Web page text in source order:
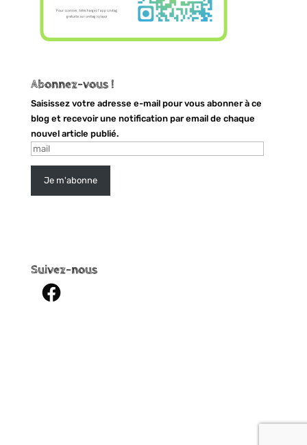
Abonnez-vous !
Saisissez votre adresse e-mail pour vous abonner à ce
blog et recevoir une notification par email de chaque
nouvel article publié.
mail
Je m'abonne
Suivez-nous
Facebook